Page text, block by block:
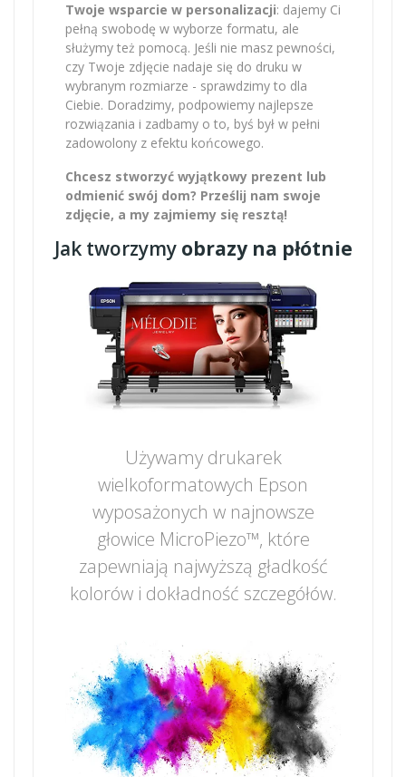
Twoje wsparcie w personalizacji: dajemy Ci
pełną swobodę w wyborze formatu, ale
służymy też pomocą. Jeśli nie masz pewności,
czy Twoje zdjęcie nadaje się do druku w
wybranym rozmiarze - sprawdzimy to dla
Ciebie. Doradzimy, podpowiemy najlepsze
rozwiązania i zadbamy o to, byś był w pełni
zadowolony z efektu końcowego.
Chcesz stworzyć wyjątkowy prezent lub
odmienić swój dom? Prześlij nam swoje
zdjęcie, a my zajmiemy się resztą!
Jak tworzymyobrazy na płótnie
Używamy drukarek
wielkoformatowych Epson
wyposażonych w najnowsze
głowice MicroPiezo™, które
zapewniają najwyższą gładkość
kolorów i dokładność szczegółów.